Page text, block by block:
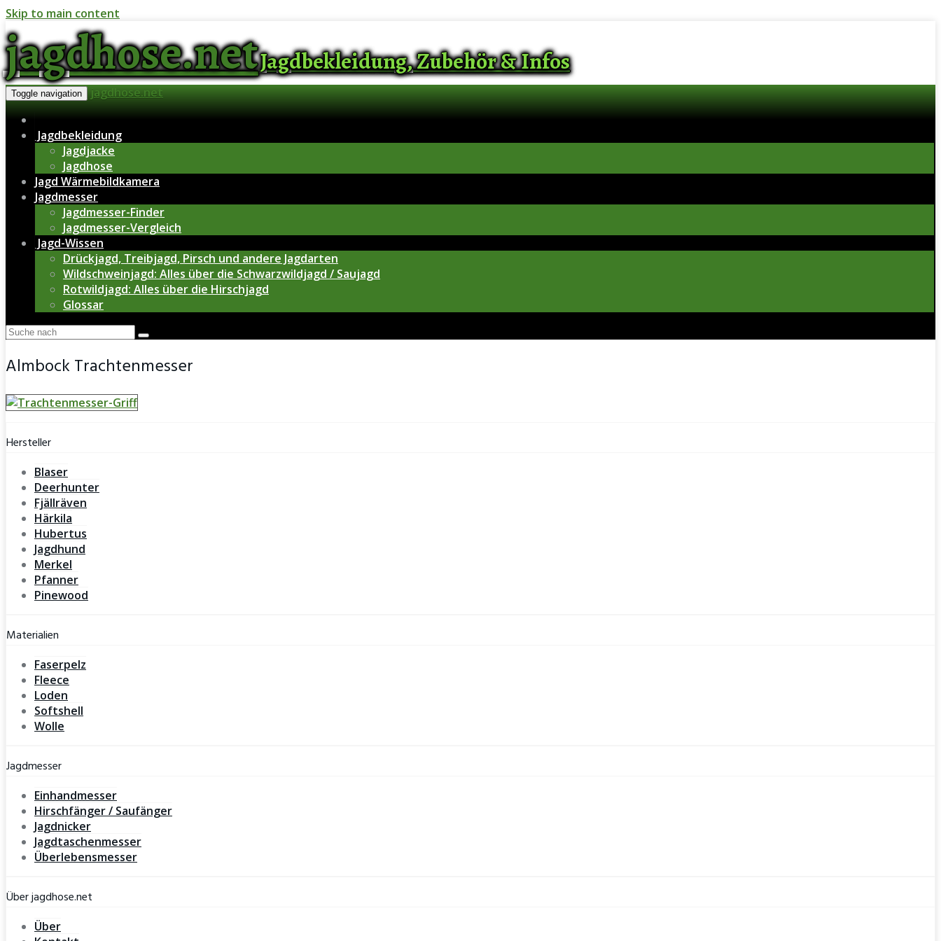
Skip to main content
jagdhose.netJagdbekleidung, Zubehör & Infos
Toggle navigation jagdhose.net
Jagdbekleidung
Jagdjacke
Jagdhose
Jagd Wärmebildkamera
Jagdmesser
Jagdmesser-Finder
Jagdmesser-Vergleich
Jagd-Wissen
Drückjagd, Treibjagd, Pirsch und andere Jagdarten
Wildschweinjagd: Alles über die Schwarzwildjagd / Saujagd
Rotwildjagd: Alles über die Hirschjagd
Glossar
Almbock Trachtenmesser
Hersteller
Blaser
Deerhunter
Fjällräven
Härkila
Hubertus
Jagdhund
Merkel
Pfanner
Pinewood
Materialien
Faserpelz
Fleece
Loden
Softshell
Wolle
Jagdmesser
Einhandmesser
Hirschfänger / Saufänger
Jagdnicker
Jagdtaschenmesser
Überlebensmesser
Über jagdhose.net
Über